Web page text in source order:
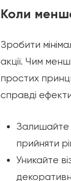
Коли
Зробити
акції. Чим
простих
справді
Залишайте
прийняти
Уникайте